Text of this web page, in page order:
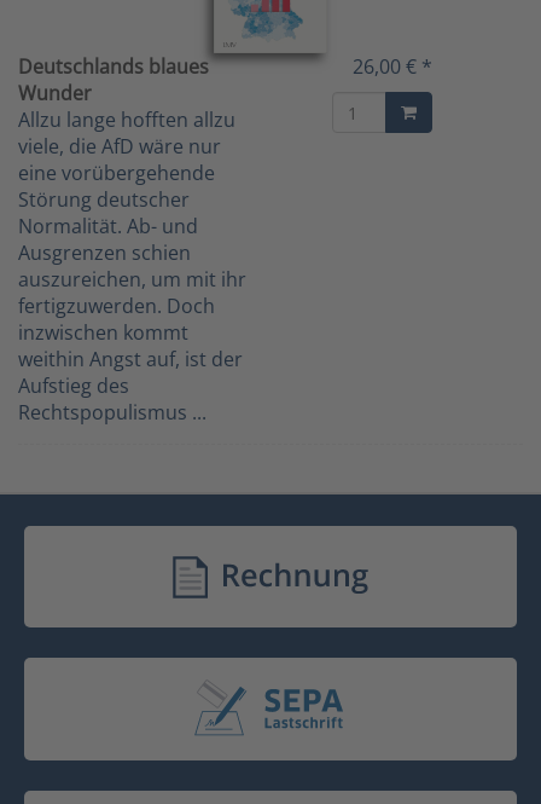
Deutschlands blaues
Wunder
Allzu lange hofften allzu
viele, die AfD wäre nur
eine vorübergehende
Störung deutscher
Normalität. Ab- und
Ausgrenzen schien
auszureichen, um mit ihr
fertigzuwerden. Doch
inzwischen kommt
weithin Angst auf, ist der
Aufstieg des
Rechtspopulismus ...
26,00 € *